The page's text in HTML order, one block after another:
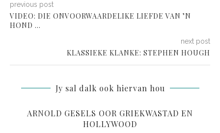
previous post
VIDEO: DIE ONVOORWAARDELIKE LIEFDE VAN ’N
HOND …
next post
KLASSIEKE KLANKE: STEPHEN HOUGH
Jy sal dalk ook hiervan hou
ARNOLD GESELS OOR GRIEKWASTAD EN
HOLLYWOOD